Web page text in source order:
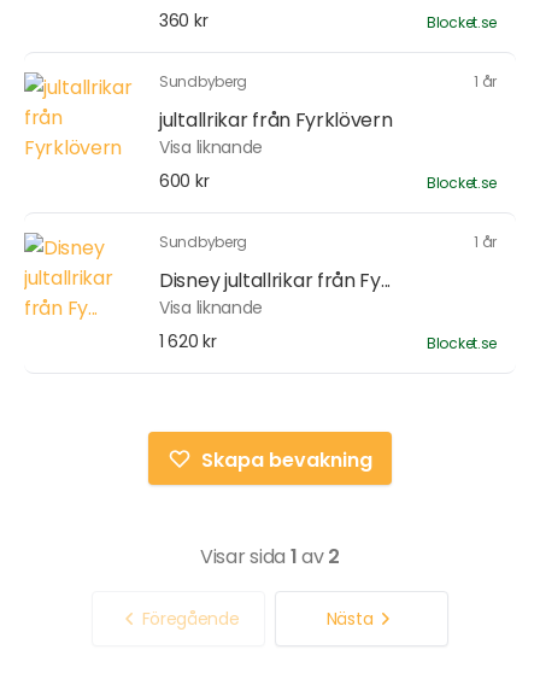
360 kr
Blocket.se
Sundbyberg 1 år
jultallrikar från Fyrklövern
Visa liknande
600 kr
Blocket.se
Sundbyberg 1 år
Disney jultallrikar från Fy...
Visa liknande
1 620 kr
Blocket.se
Skapa bevakning
Visar sida 1av2
Föregående Nästa